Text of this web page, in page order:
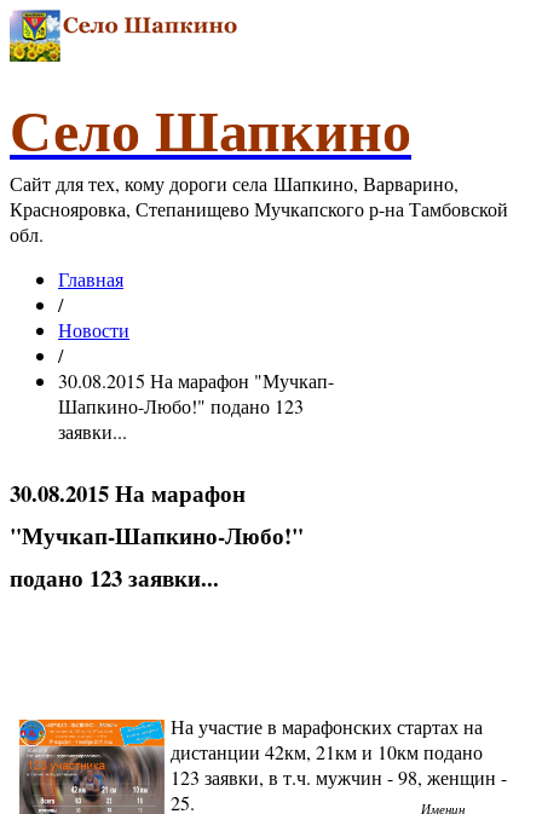
Село Шапкино
Сайт для тех, кому дороги села Шапкино, Варварино,
Краснояровка, Степанищево Мучкапского р-на Тамбовской
обл.
Главная
/
Новости
/
30.08.2015 На марафон "Мучкап-
Шапкино-Любо!" подано 123
заявки...
30.08.2015 На марафон
"Мучкап-Шапкино-Любо!"
подано 123 заявки...
На участие в марафонских стартах на
дистанции 42км, 21км и 10км подано
123 заявки, в т.ч. мужчин - 98, женщин -
25.
Именин